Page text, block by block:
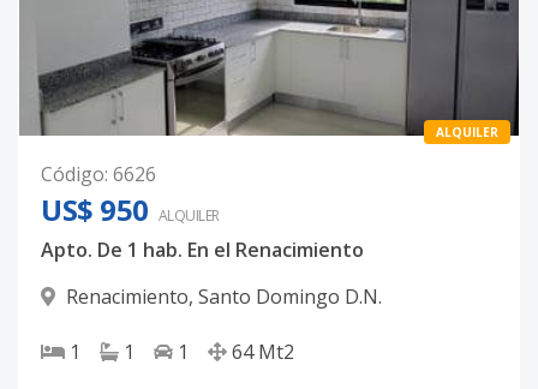
ALQUILER
Código: 6626
US$ 950 ALQUILER
Apto. De 1 hab. En el Renacimiento
Renacimiento, Santo Domingo D.N.
1 1 1 64 Mt2